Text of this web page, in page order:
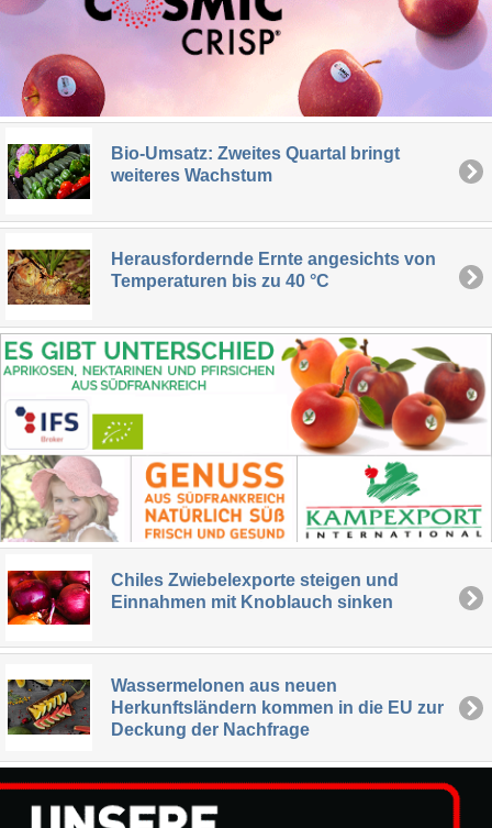
Bio-Umsatz: Zweites Quartal bringt
weiteres Wachstum
Herausfordernde Ernte angesichts von
Temperaturen bis zu 40 °C
Chiles Zwiebelexporte steigen und
Einnahmen mit Knoblauch sinken
Wassermelonen aus neuen
Herkunftsländern kommen in die EU zur
Deckung der Nachfrage